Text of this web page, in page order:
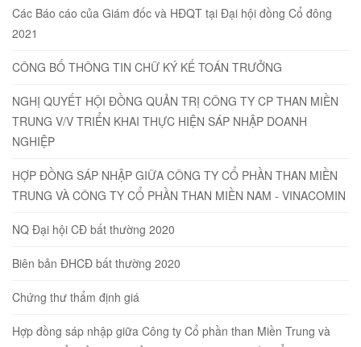
Các Báo cáo của Giám đốc và HĐQT tại Đại hội đồng Cổ đông
2021
CÔNG BỐ THÔNG TIN CHỮ KÝ KẾ TOÁN TRƯỞNG
NGHỊ QUYẾT HỘI ĐỒNG QUẢN TRỊ CÔNG TY CP THAN MIỀN
TRUNG V/V TRIỂN KHAI THỰC HIỆN SÁP NHẬP DOANH
NGHIỆP
HỢP ĐỒNG SÁP NHẬP GIỮA CÔNG TY CỔ PHẦN THAN MIỀN
TRUNG VÀ CÔNG TY CỔ PHẦN THAN MIỀN NAM - VINACOMIN
NQ Đại hội CĐ bất thường 2020
Biên bản ĐHCĐ bất thường 2020
Chứng thư thẩm định giá
Hợp đồng sáp nhập giữa Công ty Cổ phần than Miền Trung và